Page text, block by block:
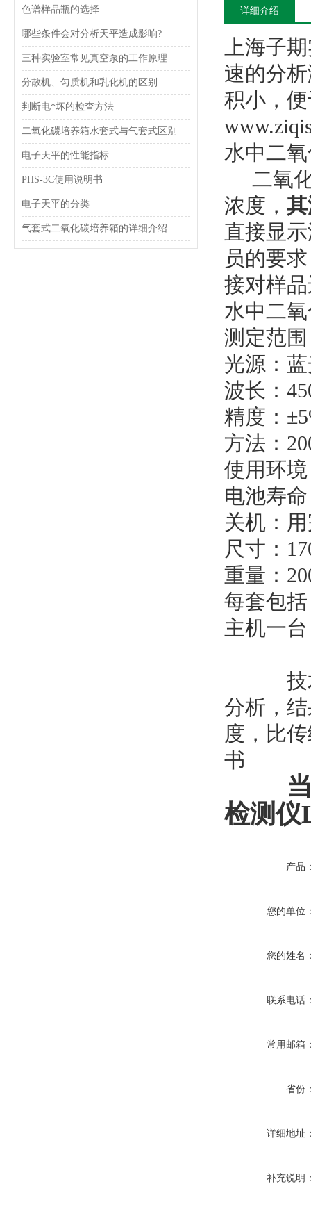
色谱样品瓶的选择
哪些条件会对分析天平造成影响?
三种实验室常见真空泵的工作原理
分散机、匀质机和乳化机的区别
判断电*坏的检查方法
二氧化碳培养箱水套式与气套式区别
电子天平的性能指标
PHS-3C使用说明书
电子天平的分类
气套式二氧化碳培养箱的详细介绍
详细介绍
上海子
速的分
积小，
水中二
二氧化
浓度，
直接显
员的要
接对样
水中二
测定范围
光源：
波长：
精度：
方法：
使用环
电池寿
关机：
尺寸：
重量：
每套包
主机一
技术说
分析，
度，比
书
检测仪
产品
您的单位
您的姓名
联系电话
常用邮箱
省份
详细地址
补充说明